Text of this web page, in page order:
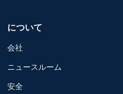
について
会社
ニュースルーム
安全